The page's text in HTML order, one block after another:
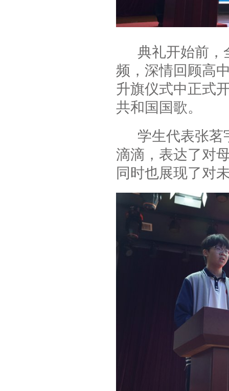
典礼开始前，
频，深情回顾高
升旗仪式中正式
共和国国歌。
学生代表张茗
滴滴，表达了对
同时也展现了对